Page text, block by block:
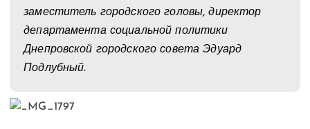
заместитель городского головы, директор
департамента социальной политики
Днепровской городского совета Эдуард
Подлубный.